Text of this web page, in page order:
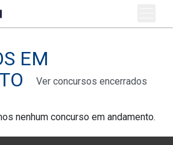
EM
Ver concursos encerrados
nenhum concurso em andamento.